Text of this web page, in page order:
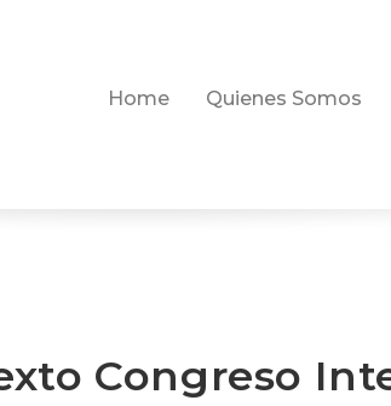
Home Quienes Somos
Congreso